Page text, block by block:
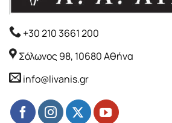
+30 210 3661 200
Σόλωνος 98, 10680 Αθήνα
info@livanis.gr